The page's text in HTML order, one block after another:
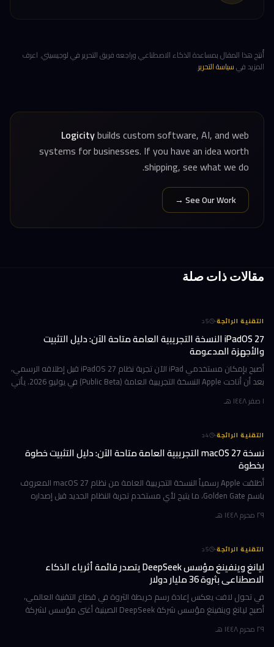
أُنتِج هذا المقال بمساعدة الذكاء الاصطناعي وراجعه فريق التحرير في لوجيسيتي. اعرف
المزيد فيسياسة التحرير.
Logicitybuilds custom software, AI, and web
systems for businesses. If you have an idea worth
shipping, see what we do.
See Our Work →
مقالات ذات صلة
التقنية الرائجة·
5د
iPadOS 27 النسخة التجريبية العامة متاحة الآن: دليل التثبيت
والأجهزة المدعومة
أصبح بإمكان مستخدمي iPad الآن تجربة نظام iPadOS 27 قبل إطلاقه الرسمي،
بعد أن أتاحت Apple النسخة التجريبية العامة (Public Beta) في يوليو 2026. يأتي
١ صفر ١٤٤٨ هـ
التقنية الرائجة·
4د
نسخة macOS 27 التجريبية العامة متاحة الآن: دليل التثبيت خطوة
بخطوة
أطلقت Apple رسمياً النسخة التجريبية العامة من نظام macOS 27 المعروف
باسم Golden Gate، ما يتيح لأي مستخدم تجربة النظام الجديد قبل إصداره
٢٩ محرم ١٤٤٨ هـ
التقنية الرائجة·
5د
ليانغ وينفينغ مؤسس DeepSeek يتصدر قائمة أثرياء الذكاء
الاصطناعي بثروة 36 مليار دولار
في تحول لافت يعكس إعادة رسم خريطة الثروة في قطاع التقنية العالمي،
أصبح ليانغ وينفينغ مؤسس شركة DeepSeek الصينية أغنى مؤسس لشركة
٢٩ محرم ١٤٤٨ هـ